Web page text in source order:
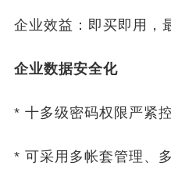
业效益：即买即用，最
企业数据安全化
十多级密码权限严紧控
可采用多帐套管理、多